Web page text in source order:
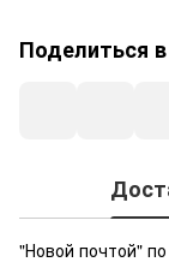
Поделиться
"Новой почтой"